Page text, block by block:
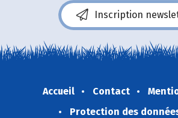
Inscription
Accueil Contact
Protection des